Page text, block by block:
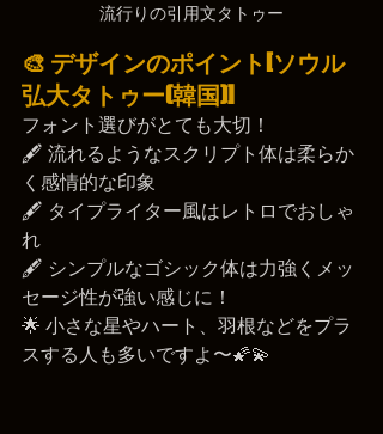
流行りの引用文タトゥー
🎨 デザインのポイント[ソウル
弘大タトゥー(韓国)]
フォント選びがとても大切！
🖋️ 流れるようなスクリプト体は柔らか
く感情的な印象
🖋️ タイプライター風はレトロでおしゃ
れ
🖋️ シンプルなゴシック体は力強くメッ
セージ性が強い感じに！
🌟 小さな星やハート、羽根などをプラ
スする人も多いですよ〜🌠💫